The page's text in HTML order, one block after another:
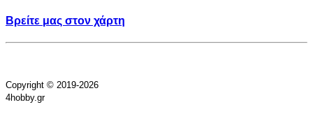
Βρείτε μας στον χάρτη
Copyright © 2019-2026
4hobby.gr